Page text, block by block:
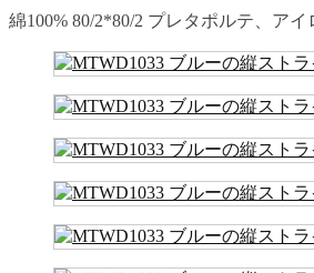
綿100% 80/2*80/2 プレタポルテ、アイ